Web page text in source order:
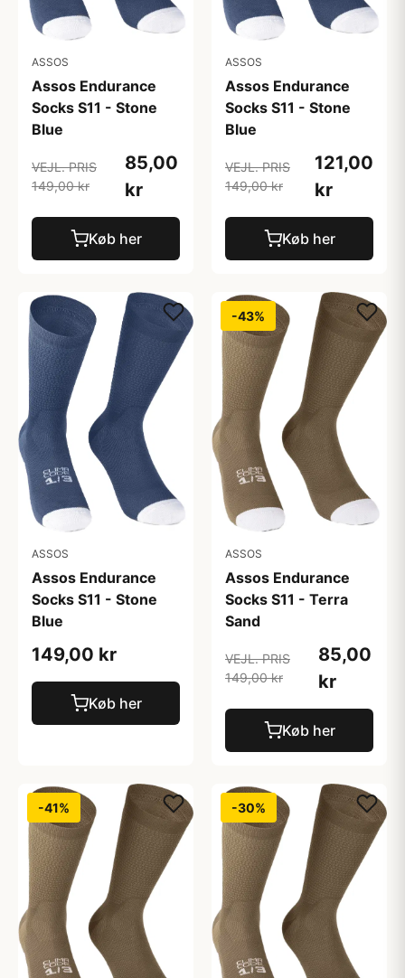
ASSOS
Assos Endurance
Socks S11 - Stone
Blue
VEJL. PRIS
149,00 kr
85,00
kr
Køb her
ASSOS
Assos Endurance
Socks S11 - Stone
Blue
VEJL. PRIS
149,00 kr
121,00
kr
Køb her
ASSOS
Assos Endurance
Socks S11 - Stone
Blue
149,00 kr
Køb her
-43%
ASSOS
Assos Endurance
Socks S11 - Terra
Sand
VEJL. PRIS
149,00 kr
85,00
kr
Køb her
-41% -30%